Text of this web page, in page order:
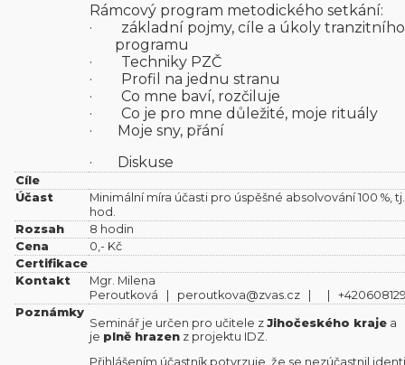
Rámcový program metodického setkání:
· základní pojmy, cíle a úkoly tranzitního
programu
· Techniky PZČ
· Profil na jednu stranu
· Co mne baví, rozčiluje
· Co je pro mne důležité, moje rituály
· Moje sny, přání
· Diskuse
Cíle
Účast
Minimální míra účasti pro úspěšné absolvování 100 %,
hod.
Rozsah
8 hodin
Cena
0,- Kč
Certifikace
Kontakt
Mgr. Milena
Peroutková | peroutkova@zvas.cz | |
Poznámky
Seminář je určen pro učitele z Jihočeského kraje a
je plně hrazen z projektu IDZ.
Přihlášením účastník potvrzuje, že se nezúčastnil